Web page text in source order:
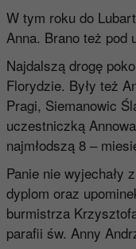
W tym roku do
Anna. Brano też pod
Najdalszą drogę
Florydzie. Były też
Pragi, Siemanowic
uczestniczką
najmłodszą 8 –
Panie nie wyjechały
dyplom oraz
burmistrza
parafii św. Anny